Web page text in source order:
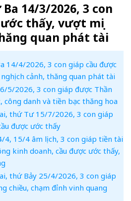
14/3/2026, 3 con
thấy, vượt mọi
quan phát tài
14/4/2026, 3 con giáp cầu được
cảnh, thăng quan phát tài
5/2026, 3 con giáp được Thần
công danh và tiền bạc thăng hoa
thứ Tư 15/7/2026, 3 con giáp
được ước thấy
4, 15/4 âm lịch, 3 con giáp tiền tài
kinh doanh, cầu được ước thấy,
thứ Bảy 25/4/2026, 3 con giáp
chiều, chạm đỉnh vinh quang